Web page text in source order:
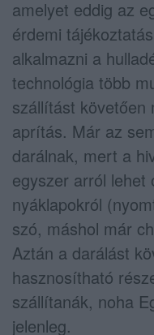
amelyet eddig az
érdemi
alkalmazni a
technológia több
szállítást követően
aprítás. Már az
darálnak, mert a
egyszer arról
nyáklapokról
szó, máshol már
Aztán a darálást
hasznosítható
szállítanák, noha
jelenleg.